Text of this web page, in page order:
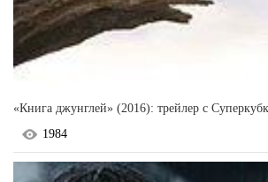
«Книга джунглей» (2016): трейлер с
1984